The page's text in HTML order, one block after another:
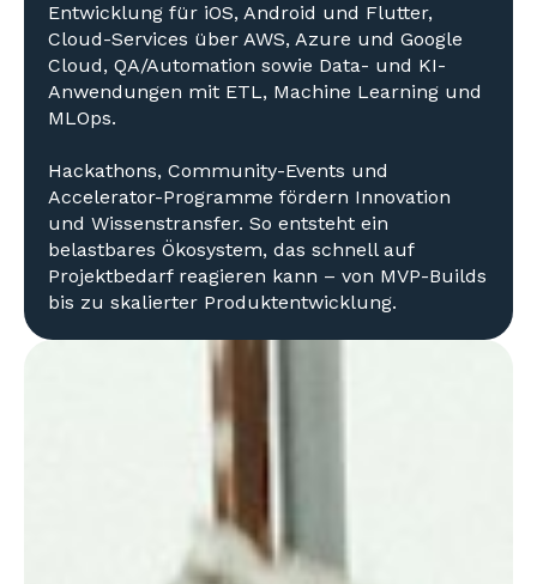
Entwicklung für iOS, Android und Flutter,
Cloud-Services über AWS, Azure und Google
Cloud, QA/Automation sowie Data- und KI-
Anwendungen mit ETL, Machine Learning und
MLOps.
Hackathons, Community-Events und
Accelerator-Programme fördern Innovation
und Wissenstransfer. So entsteht ein
belastbares Ökosystem, das schnell auf
Projektbedarf reagieren kann – von MVP-Builds
bis zu skalierter Produktentwicklung.